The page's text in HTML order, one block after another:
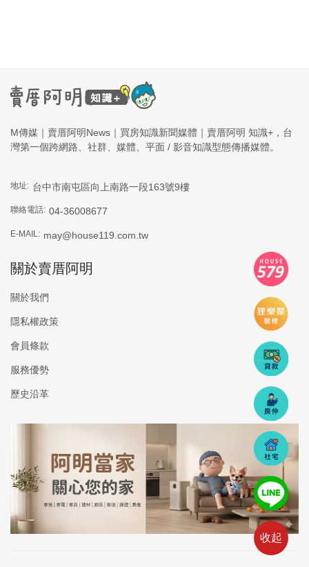
收起
M傳媒｜賣厝阿明News｜買房知識新聞媒體｜賣厝阿明 知識+，台
灣第一個跨網路、社群、媒體、平面 / 影音知識型態傳播媒體。
地址: 台中市南屯區向上南路一段163號9樓
聯絡電話: 04-36008677
E-MAIL: may@house119.com.tw
關於賣厝阿明
關於我們
隱私權政策
會員條款
服務優勢
歷史沿革